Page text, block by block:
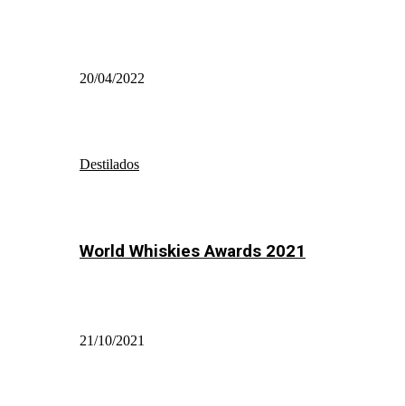
20/04/2022
Destilados
World Whiskies Awards 2021
21/10/2021